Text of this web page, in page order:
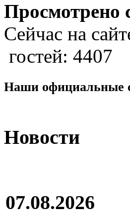
Просмотрено
Сейчас на
гостей: 4407
Наши официальные
Новости
07.08.2026